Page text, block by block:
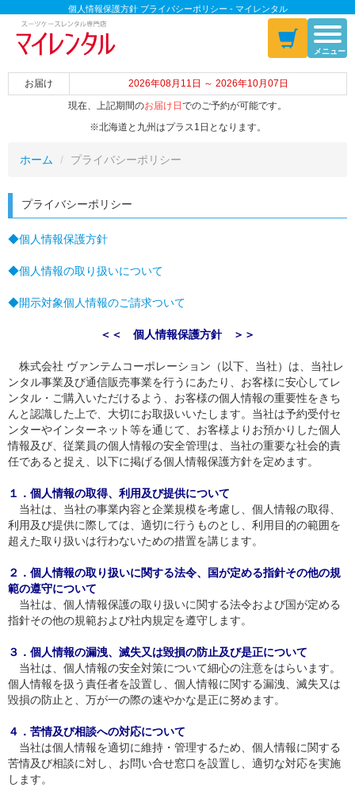
個人情報保護方針 プライバシーポリシー - マイレンタル
メニュー
お届け
2026年08月11日 ～ 2026年10月07日
現在、上記期間のお届け日 でのご予約が可能です。
※北海道と九州はプラス1日となります。
ホーム プライバシーポリシー
プライバシーポリシー
◆個人情報保護方針
◆個人情報の取り扱いについて
◆開示対象個人情報のご請求ついて
＜＜ 個人情報保護方針 ＞＞
株式会社 ヴァンテムコーポレーション（以下、当社）は、当社レ
ンタル事業及び通信販売事業を行うにあたり、お客様に安心してレ
ンタル・ご購入いただけるよう、お客様の個人情報の重要性をきち
んと認識した上で、大切にお取扱いいたします。当社は予約受付セ
ンターやインターネット等を通じて、お客様よりお預かりした個人
情報及び、従業員の個人情報の安全管理は、当社の重要な社会的責
任であると捉え、以下に掲げる個人情報保護方針を定めます。
１．個人情報の取得、利用及び提供について
当社は、当社の事業内容と企業規模を考慮し、個人情報の取得、
利用及び提供に際しては、適切に行うものとし、利用目的の範囲を
超えた取り扱いは行わないための措置を講じます。
２．個人情報の取り扱いに関する法令、国が定める指針その他の規
範の遵守について
当社は、個人情報保護の取り扱いに関する法令および国が定める
指針その他の規範および社内規定を遵守します。
３．個人情報の漏洩、滅失又は毀損の防止及び是正について
当社は、個人情報の安全対策について細心の注意をはらいます。
個人情報を扱う責任者を設置し、個人情報に関する漏洩、滅失又は
毀損の防止と、万が一の際の速やかな是正に努めます。
４．苦情及び相談への対応について
当社は個人情報を適切に維持・管理するため、個人情報に関する
苦情及び相談に対し、お問い合せ窓口を設置し、適切な対応を実施
します。